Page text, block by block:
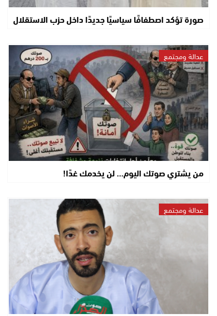
صورة تؤكد اصطفافًا سياسيًا جديدًا داخل حزب الاستقلال
عدالة ومجتمع
من يشتري صوتك اليوم… لن يخدمك غدًا!
عدالة ومجتمع